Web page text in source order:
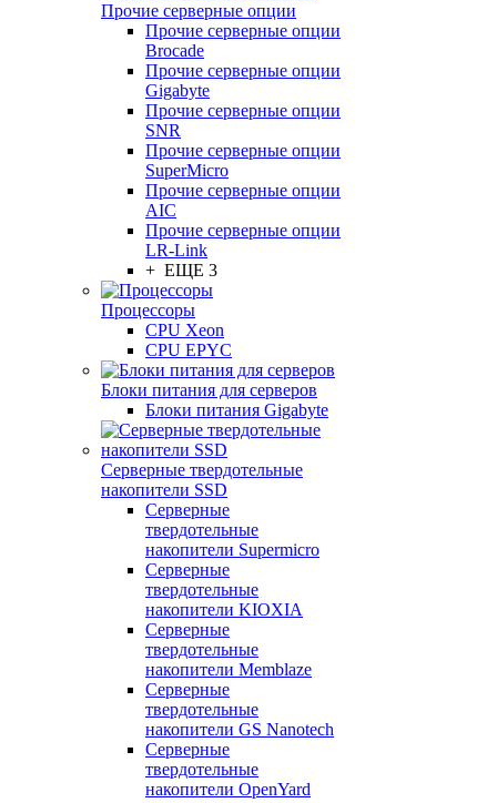
Прочие серверные опции
Прочие серверные опции
Brocade
Прочие серверные опции
Gigabyte
Прочие серверные опции
SNR
Прочие серверные опции
SuperMicro
Прочие серверные опции
AIC
Прочие серверные опции
LR-Link
+ ЕЩЕ 3
Процессоры
CPU Xeon
CPU EPYC
Блоки питания для серверов
Блоки питания Gigabyte
Серверные твердотельные
накопители SSD
Cерверные
твердотельные
накопители Supermicro
Cерверные
твердотельные
накопители KIOXIA
Cерверные
твердотельные
накопители Memblaze
Cерверные
твердотельные
накопители GS Nanotech
Серверные
твердотельные
накопители OpenYard